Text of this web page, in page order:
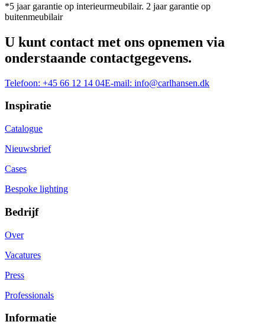
*5 jaar garantie op interieurmeubilair. 2 jaar garantie op
buitenmeubilair
U kunt contact met ons opnemen via
onderstaande contactgegevens.
Telefoon: +45 66 12 14 04E-mail: info@carlhansen.dk
Inspiratie
Catalogue
Nieuwsbrief
Cases
Bespoke lighting
Bedrijf
Over
Vacatures
Press
Professionals
Informatie